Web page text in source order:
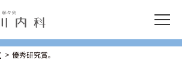
優秀研究賞。